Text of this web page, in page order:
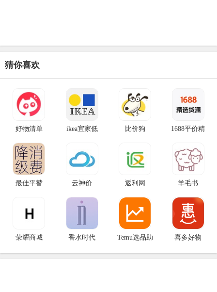
猜你喜欢
好物清单 ikea宜家低 比价狗 1688平价精
最佳平替 云神价 返利网 羊毛书
荣耀商城 香水时代 Temu选品助 ‎喜多好物